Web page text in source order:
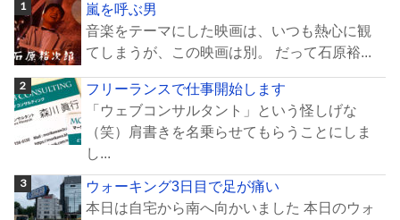
嵐を呼ぶ男
音楽をテーマにした映画は、いつも熱心に観
てしまうが、この映画は別。 だって石原裕...
フリーランスで仕事開始します
「ウェブコンサルタント」という怪しげな
（笑）肩書きを名乗らせてもらうことにしま
し...
ウォーキング3日目で足が痛い
本日は自宅から南へ向かいました 本日のウォ